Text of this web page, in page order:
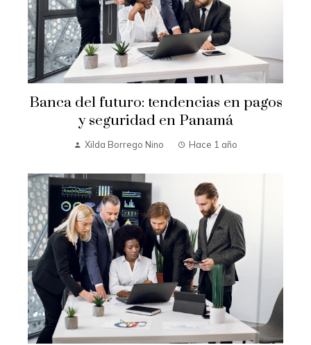
Banca del futuro: tendencias en pagos
y seguridad en Panamá
Xilda Borrego Nino Hace 1 año